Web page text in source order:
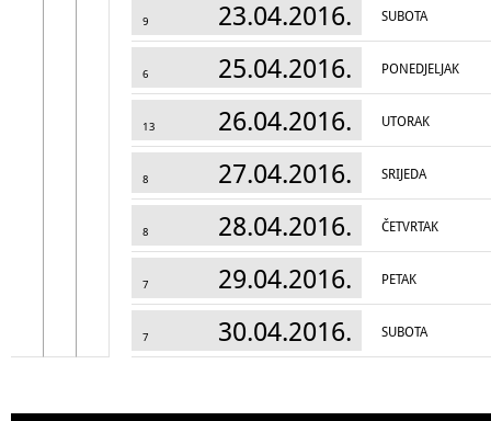
9 23.04.2016. SUBOTA
6 25.04.2016. PONEDJELJAK
13 26.04.2016. UTORAK
8 27.04.2016. SRIJEDA
8 28.04.2016. ČETVRTAK
7 29.04.2016. PETAK
7 30.04.2016. SUBOTA